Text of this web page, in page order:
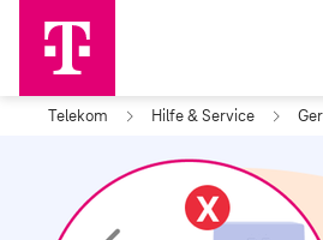
Telekom Hilfe & Service